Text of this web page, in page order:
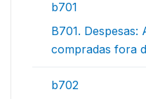
b701
B701. Despesas:
compradas fora
b702